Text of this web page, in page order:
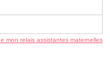
mon relais assistantes maternelles